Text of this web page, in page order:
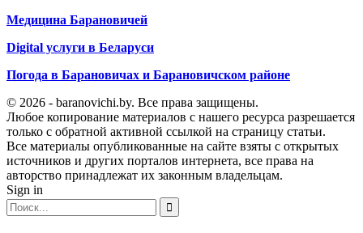
Медицина Барановичей
Digital услуги в Беларуси
Погода в Барановичах и Барановичском районе
© 2026 - baranovichi.by. Все права защищены.
Любое копирование материалов с нашего ресурса разрешается
только с обратной активной ссылкой на страницу статьи.
Все материалы опубликованные на сайте взяты с открытых
источников и других порталов интернета, все права на
авторство принадлежат их законным владельцам.
Sign in